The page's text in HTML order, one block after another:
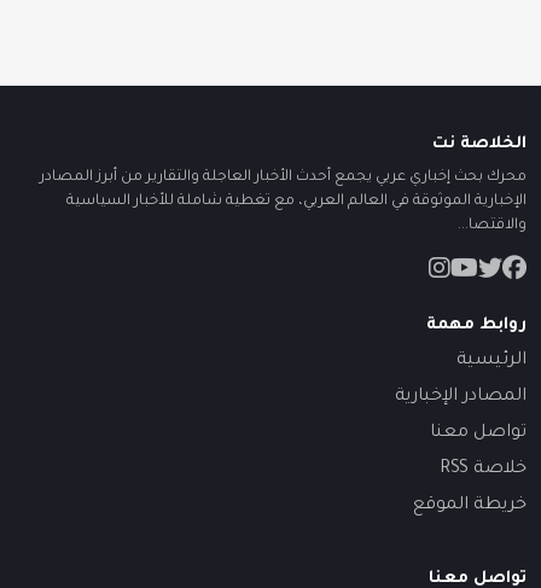
الخلاصة نت
محرك بحث إخباري عربي يجمع أحدث الأخبار العاجلة والتقارير من أبرز المصادر
الإخبارية الموثوقة في العالم العربي، مع تغطية شاملة للأخبار السياسية
والاقتصا...
روابط مهمة
الرئيسية
المصادر الإخبارية
تواصل معنا
خلاصة RSS
خريطة الموقع
تواصل معنا